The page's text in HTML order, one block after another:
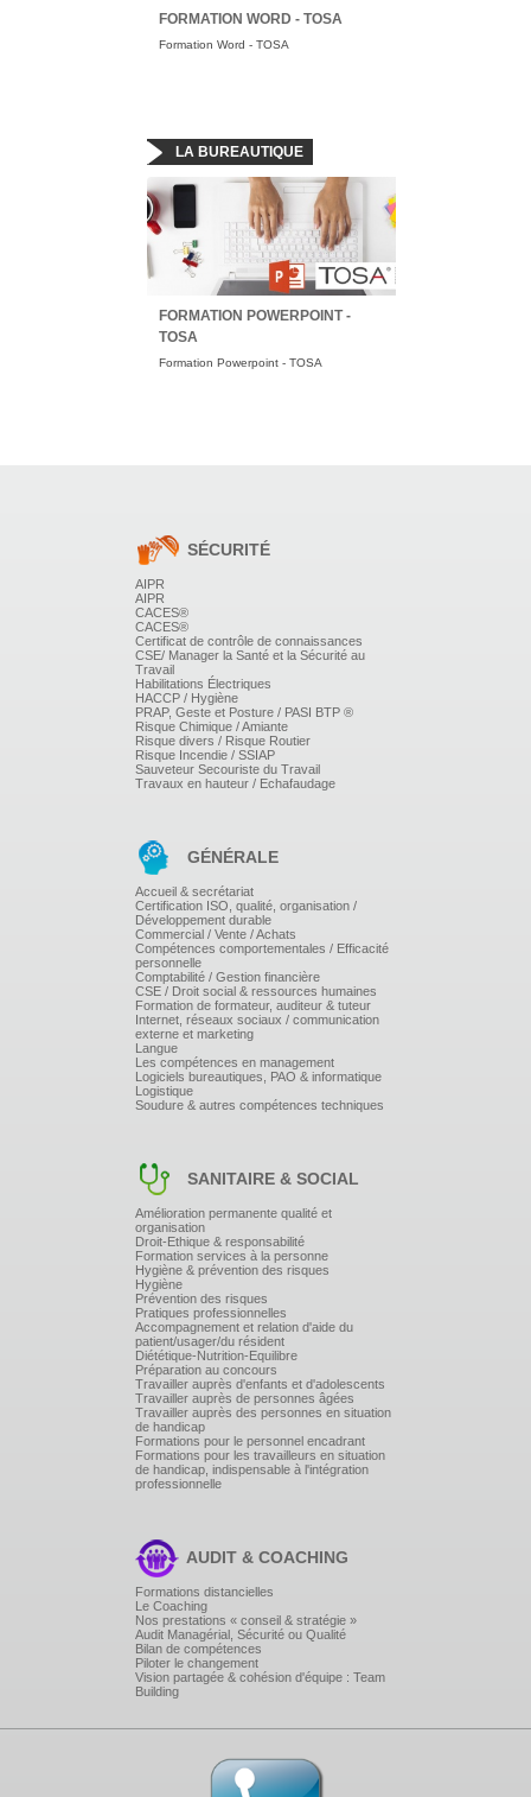
FORMATION WORD - TOSA
Formation Word - TOSA
LA BUREAUTIQUE
FORMATION POWERPOINT -
TOSA
Formation Powerpoint - TOSA
SÉCURITÉ
AIPR
AIPR
CACES®
CACES®
Certificat de contrôle de connaissances
CSE/ Manager la Santé et la Sécurité au
Travail
Habilitations Électriques
HACCP / Hygiène
PRAP, Geste et Posture / PASI BTP ®
Risque Chimique / Amiante
Risque divers / Risque Routier
Risque Incendie / SSIAP
Sauveteur Secouriste du Travail
Travaux en hauteur / Echafaudage
GÉNÉRALE
Accueil & secrétariat
Certification ISO, qualité, organisation /
Développement durable
Commercial / Vente / Achats
Compétences comportementales / Efficacité
personnelle
Comptabilité / Gestion financière
CSE / Droit social & ressources humaines
Formation de formateur, auditeur & tuteur
Internet, réseaux sociaux / communication
externe et marketing
Langue
Les compétences en management
Logiciels bureautiques, PAO & informatique
Logistique
Soudure & autres compétences techniques
SANITAIRE & SOCIAL
Amélioration permanente qualité et
organisation
Droit-Ethique & responsabilité
Formation services à la personne
Hygiène & prévention des risques
Hygiène
Prévention des risques
Pratiques professionnelles
Accompagnement et relation d'aide du
patient/usager/du résident
Diététique-Nutrition-Equilibre
Préparation au concours
Travailler auprès d'enfants et d'adolescents
Travailler auprès de personnes âgées
Travailler auprès des personnes en situation
de handicap
Formations pour le personnel encadrant
Formations pour les travailleurs en situation
de handicap, indispensable à l'intégration
professionnelle
AUDIT & COACHING
Formations distancielles
Le Coaching
Nos prestations « conseil & stratégie »
Audit Managérial, Sécurité ou Qualité
Bilan de compétences
Piloter le changement
Vision partagée & cohésion d'équipe : Team
Building